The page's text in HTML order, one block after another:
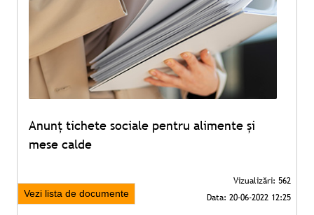
Anunț tichete sociale pentru alimente și
mese calde
Vezi lista de documente